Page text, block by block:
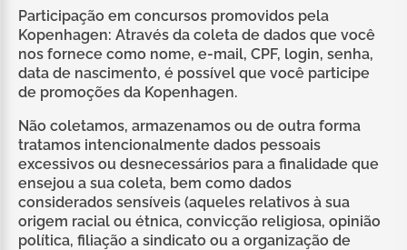
Participação em concursos promovidos pela
Kopenhagen: Através da coleta de dados que você
nos fornece como nome, e-mail, CPF, login, senha,
data de nascimento, é possível que você participe
de promoções da Kopenhagen.
Não coletamos, armazenamos ou de outra forma
tratamos intencionalmente dados pessoais
excessivos ou desnecessários para a finalidade que
ensejou a sua coleta, bem como dados
considerados sensíveis (aqueles relativos à sua
origem racial ou étnica, convicção religiosa, opinião
política, filiação a sindicato ou a organização de